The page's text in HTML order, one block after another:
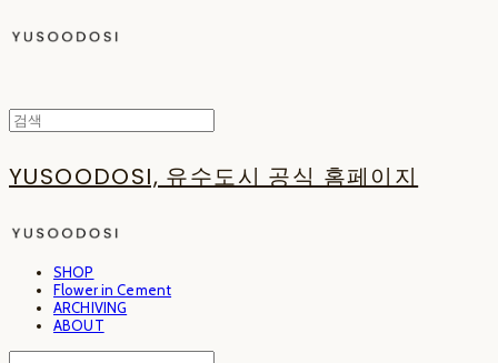
YUSOODOSI, 유수도시 공식 홈페이지
SHOP
Flower in Cement
ARCHIVING
ABOUT